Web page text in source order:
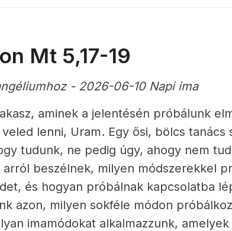
Mt 5,17-19
- 2026-06-10 Napi ima
aminek a jelentésén próbálunk
lenni, Uram. Egy ősi, bölcs tanács
tudunk, ne pedig úgy, ahogy nem
arról beszélnek, milyen módszerekkel
és hogyan próbálnak kapcsolatba
azon, milyen sokféle módon
imamódokat alkalmazzunk,